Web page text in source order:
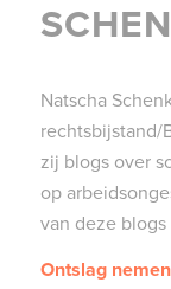
Natscha
rechtsbijstand/
zij blogs over
op
van deze
Ontslag